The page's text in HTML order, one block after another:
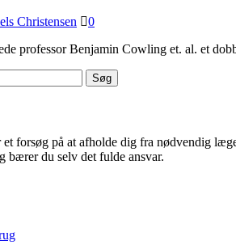
Christensen
0
professor Benjamin Cowling et. al. et
et forsøg på at afholde dig fra nødvendig
bærer du selv det fulde ansvar.